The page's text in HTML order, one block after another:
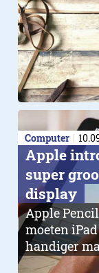
Computer
Apple
super
display
Apple
moeten
handiger